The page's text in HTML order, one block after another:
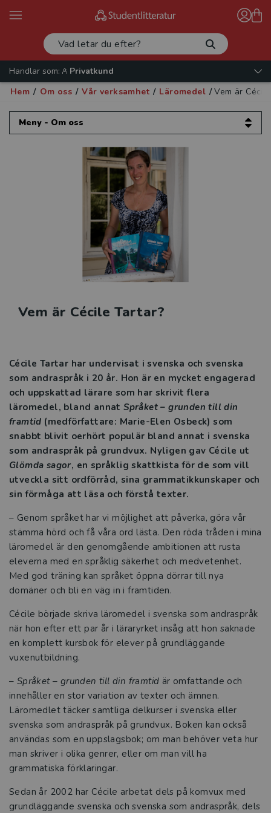
Handlar som:
Privatkund
Hem / Om oss / Vår verksamhet / Läromedel / Vem är
Meny - Om oss
Kontakta oss
Vår verksamhet
Produktnyheter
Klassrumskul
Kurslitteratur
Kompetensutveckling
Prova demoprodukter
Organisation och ledning
Jobba hos oss
Historia
Studentlitteratur i siffror
GDPR och personuppgifter
Cookies
Tillgänglighet
Systemkrav
About us
Vem är Cécile Tartar?
Cécile Tartar har undervisat i svenska och svenska
som andraspråk i 20 år. Hon är en mycket engagerad
och uppskattad lärare som har skrivit flera
läromedel, bland annatSpråket – grunden till din
framtid (medförfattare: Marie-Elen Osbeck) som
snabbt blivit oerhört populär bland annat i svenska
som andraspråk på grundvux. Nyligen gav Cécile ut
Glömda sagor, en språklig skattkista för de som vill
utveckla sitt ordförråd, sina grammatikkunskaper och
sin förmåga att läsa och förstå texter.
– Genom språket har vi möjlighet att påverka, göra vår
stämma hörd och få våra ord lästa. Den röda tråden i mina
läromedel är den genomgående ambitionen att rusta
eleverna med en språklig säkerhet och medvetenhet.
Med god träning kan språket öppna dörrar till nya
domäner och bli en väg in i framtiden.
Cécile började skriva läromedel i svenska som andraspråk
när hon efter ett par år i läraryrket insåg att hon saknade
en komplett kursbok för elever på grundläggande
vuxenutbildning.
– Språket – grunden till din framtid är omfattande och
innehåller en stor variation av texter och ämnen.
Läromedlet täcker samtliga delkurser i svenska eller
svenska som andraspråk på grundvux. Boken kan också
användas som en uppslagsbok; om man behöver veta hur
man skriver i olika genrer, eller om man vill ha
grammatiska förklaringar.
Sedan år 2002 har Cécile arbetat dels på komvux med
grundläggande svenska och svenska som andraspråk, dels